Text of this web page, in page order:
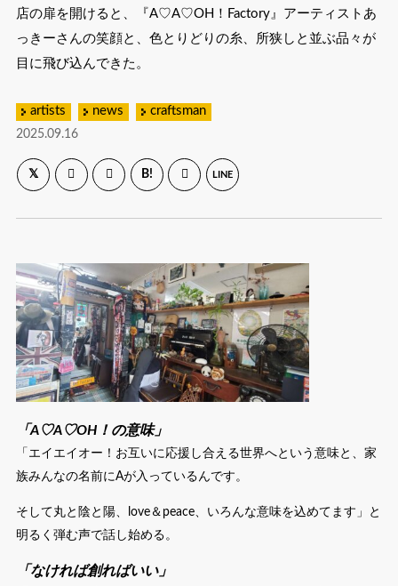
店の扉を開けると、『A♡A♡OH！Factory』アーティストあ
っきーさんの笑顔と、色とりどりの糸、所狭しと並ぶ品々が
目に飛び込んできた。
artists news craftsman
2025.09.16
B! LINE
「A♡A♡OH！の意味」
「エイエイオー！お互いに応援し合える世界へという意味と、家
族みんなの名前にAが入っているんです。
そして丸と陰と陽、love＆peace、いろんな意味を込めてます」と
明るく弾む声で話し始める。
「なければ創ればいい」